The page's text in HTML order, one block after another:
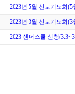
2023년 5월 선교기도회
2023년 3월 선교기도회
2023 센더스쿨 신청